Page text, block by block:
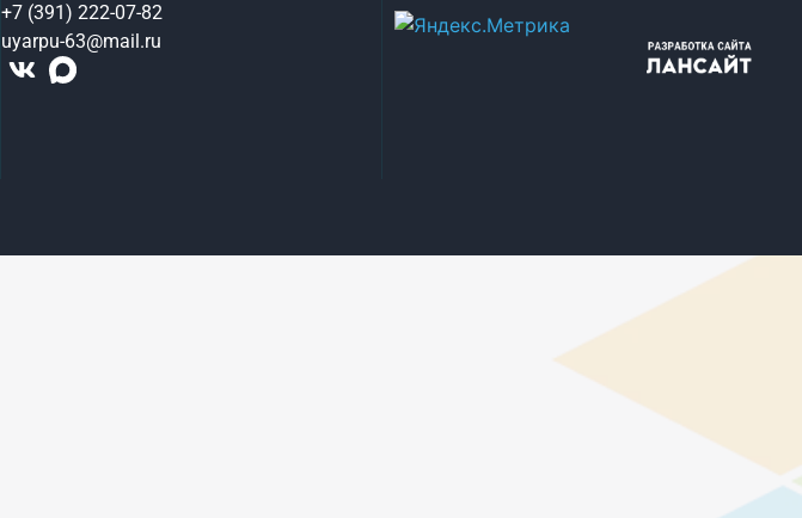
+7 (391) 222-07-82
uyarpu-63@mail.ru